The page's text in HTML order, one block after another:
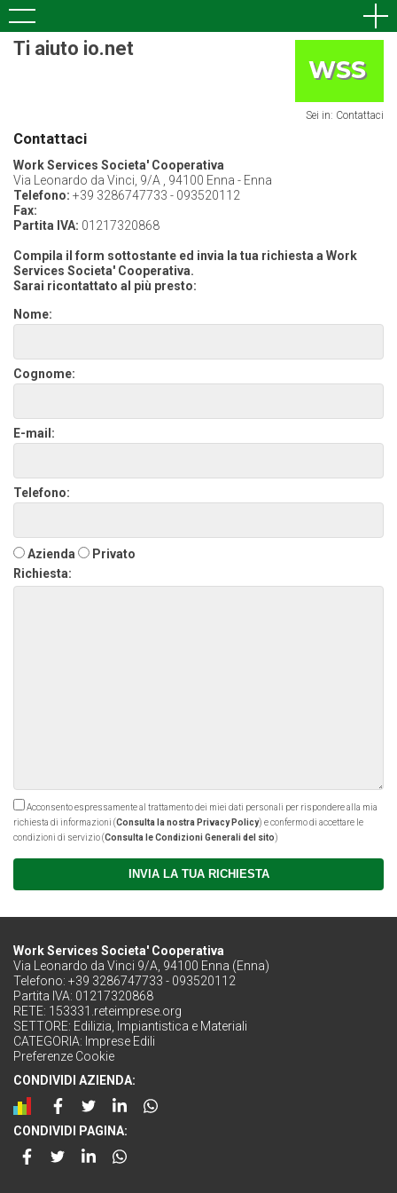
Ti aiuto io.net
Sei in: Contattaci
Contattaci
Work Services Societa' Cooperativa
Via Leonardo da Vinci, 9/A , 94100 Enna - Enna
Telefono: +39 3286747733 - 093520112
Fax:
Partita IVA: 01217320868
Compila il form sottostante ed invia la tua richiesta a Work
Services Societa' Cooperativa.
Sarai ricontattato al più presto:
Nome:
Cognome:
E-mail:
Telefono:
Azienda
Privato
Richiesta:
Acconsento espressamente al trattamento dei miei dati personali per rispondere alla mia
richiesta di informazioni (Consulta la nostra Privacy Policy) e confermo di accettare le
condizioni di servizio (Consulta le Condizioni Generali del sito)
INVIA LA TUA RICHIESTA
Work Services Societa' Cooperativa
Via Leonardo da Vinci 9/A, 94100 Enna (Enna)
Telefono: +39 3286747733 - 093520112
Partita IVA: 01217320868
RETE: 153331.reteimprese.org
SETTORE: Edilizia, Impiantistica e Materiali
CATEGORIA: Imprese Edili
Preferenze Cookie
CONDIVIDI AZIENDA:
CONDIVIDI PAGINA: